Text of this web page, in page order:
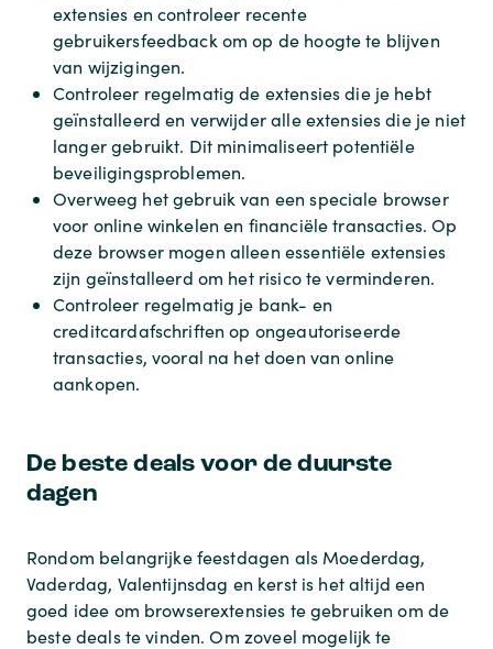
extensies en controleer recente
gebruikersfeedback om op de hoogte te blijven
van wijzigingen.
Controleer regelmatig de extensies die je hebt
geïnstalleerd en verwijder alle extensies die je niet
langer gebruikt. Dit minimaliseert potentiële
beveiligingsproblemen.
Overweeg het gebruik van een speciale browser
voor online winkelen en financiële transacties. Op
deze browser mogen alleen essentiële extensies
zijn geïnstalleerd om het risico te verminderen.
Controleer regelmatig je bank- en
creditcardafschriften op ongeautoriseerde
transacties, vooral na het doen van online
aankopen.
De beste deals voor de duurste
dagen
Rondom belangrijke feestdagen als Moederdag,
Vaderdag, Valentijnsdag en kerst is het altijd een
goed idee om browserextensies te gebruiken om de
beste deals te vinden. Om zoveel mogelijk te